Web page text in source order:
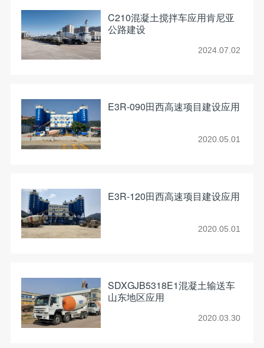
C210混凝土搅拌车应用肯尼亚
公路建设
2024.07.02
E3R-090田西高速项目建设应用
2020.05.01
E3R-120田西高速项目建设应用
2020.05.01
SDXGJB5318E1混凝土输送车
山东地区应用
2020.03.30